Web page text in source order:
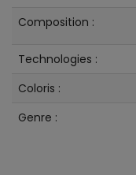
Composition :
Technologies :
Coloris :
Genre :